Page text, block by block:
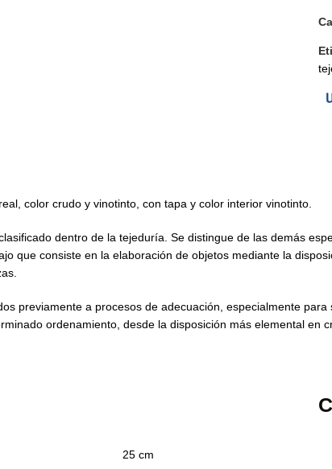
color crudo y vinotinto, con tapa y color interior vinotinto.
dentro de la tejeduría. Se distingue de las demás
que consiste en la elaboración de objetos mediante la
previamente a procesos de adecuación, especialmente
ordenamiento, desde la disposición más elemental
25 cm